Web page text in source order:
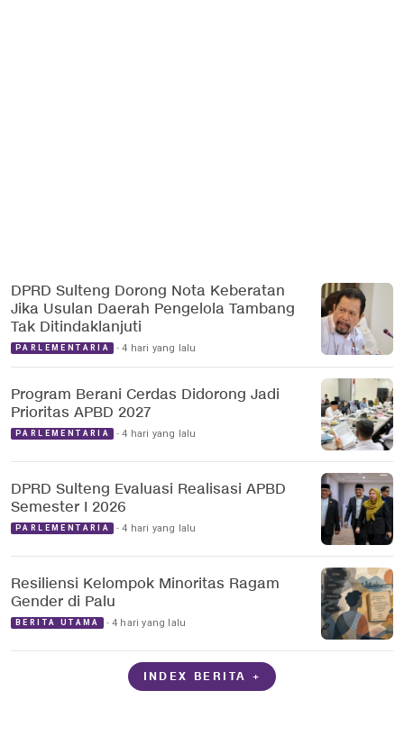
DPRD Sulteng Dorong Nota Keberatan
Jika Usulan Daerah Pengelola Tambang
Tak Ditindaklanjuti
PARLEMENTARIA 4 hari yang lalu
Program Berani Cerdas Didorong Jadi
Prioritas APBD 2027
PARLEMENTARIA 4 hari yang lalu
DPRD Sulteng Evaluasi Realisasi APBD
Semester I 2026
PARLEMENTARIA 4 hari yang lalu
Resiliensi Kelompok Minoritas Ragam
Gender di Palu
BERITA UTAMA 4 hari yang lalu
INDEX BERITA +